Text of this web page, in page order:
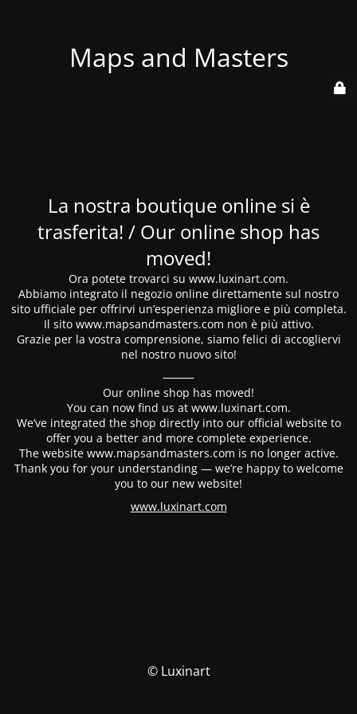
Maps and Masters
La nostra boutique online si è
trasferita! / Our online shop has
moved!
Ora potete trovarci su www.luxinart.com.
Abbiamo integrato il negozio online direttamente sul nostro
sito ufficiale per offrirvi un’esperienza migliore e più completa.
Il sito www.mapsandmasters.com non è più attivo.
Grazie per la vostra comprensione, siamo felici di accogliervi
nel nostro nuovo sito!
⸻
Our online shop has moved!
You can now find us at www.luxinart.com.
We’ve integrated the shop directly into our official website to
offer you a better and more complete experience.
The website www.mapsandmasters.com is no longer active.
Thank you for your understanding — we’re happy to welcome
you to our new website!
www.luxinart.com
© Luxinart